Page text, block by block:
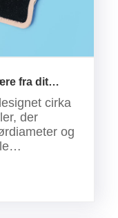
fra dit
cirka
der
og